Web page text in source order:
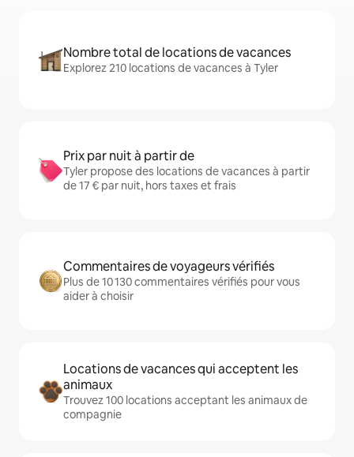
Nombre total de locations de vacances
Explorez 210 locations de vacances à Tyler
Prix par nuit à partir de
Tyler propose des locations de vacances à partir
de 17 € par nuit, hors taxes et frais
Commentaires de voyageurs vérifiés
Plus de 10 130 commentaires vérifiés pour vous
aider à choisir
Locations de vacances qui acceptent les
animaux
Trouvez 100 locations acceptant les animaux de
compagnie